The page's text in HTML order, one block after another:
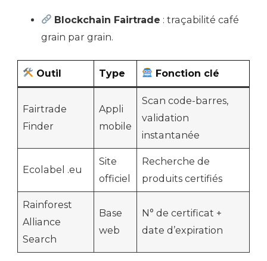
Blockchain Fairtrade : traçabilité café
grain par grain.
Outil Type Fonction clé
Fairtrade
Finder
Appli
mobile
Scan code-barres,
validation
instantanée
Ecolabel .eu
Site
officiel
Recherche de
produits certifiés
Rainforest
Alliance
Search
Base
web
N° de certificat +
date d’expiration